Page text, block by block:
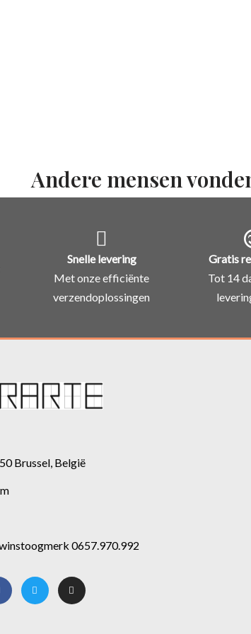
Andere mensen
Snelle levering
Met onze efficiënte
verzendoplossingen
Gratis
Tot 14
Brussel, België
0657.970.992